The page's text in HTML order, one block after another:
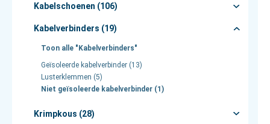
Kabelschoenen (106)
Kabelverbinders (19)
Toon alle "Kabelverbinders"
Geïsoleerde kabelverbinder (13)
Lusterklemmen (5)
Niet geïsoleerde kabelverbinder (1)
Krimpkous (28)